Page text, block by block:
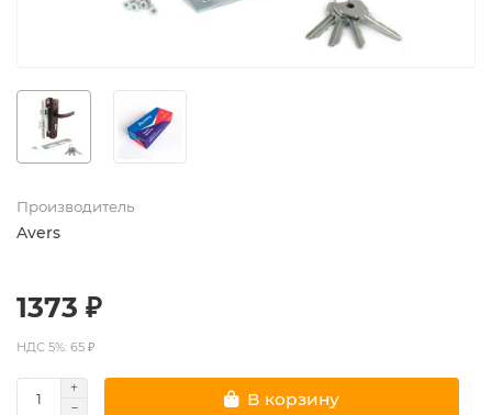
Производитель
Avers
1373 ₽
НДС 5%: 65 ₽
В корзину